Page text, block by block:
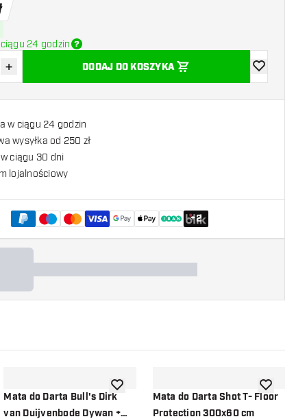
24 godzin
ilość
Zwiększ ilość
+ DODAJ DO KOSZYKA
dodaj do
w ciągu 24 godzin
wysyłka od 250 zł
ciągu 30 dni
lojalnościowy
+2
życzeń
Mata do Darta Bull's Dirk
van Duijvenbode Dywan +
dodaj do listy życzeńMata do Darta Shot T- Floor
Protection 300x60 cm
dodaj do